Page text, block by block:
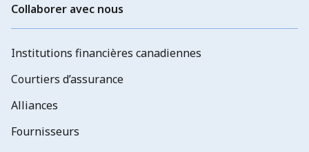
Collaborer avec nous
Institutions financières canadiennes
Courtiers d’assurance
Alliances
Fournisseurs